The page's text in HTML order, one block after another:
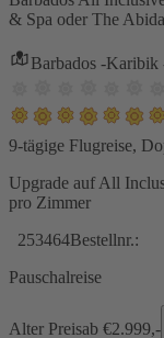
& Spa oder The
Barbados -Karibik
9-tägige Flugreise,
Upgrade auf All
pro Zimmer
253464Bestellnr.:
Pauschalreise
Alter Preisab €2.999,-